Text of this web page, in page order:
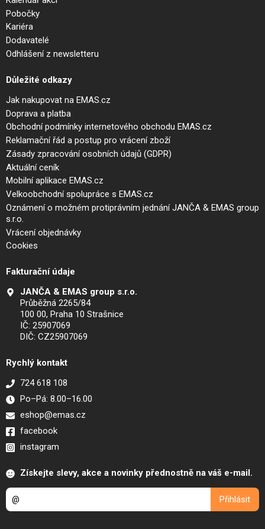
Pobočky
Kariéra
Dodavatelé
Odhlášení z newsletteru
Důležité odkazy
Jak nakupovat na EMAS.cz
Doprava a platba
Obchodní podmínky internetového obchodu EMAS.cz
Reklamační řád a postup pro vrácení zboží
Zásady zpracování osobních údajů (GDPR)
Aktuální ceník
Mobilní aplikace EMAS.cz
Velkoobchodní spolupráce s EMAS.cz
Oznámení o možném protiprávním jednání JANČA & EMAS group
s.r.o.
Vrácení objednávky
Cookies
Fakturační údaje
JANČA & EMAS group s.r.o.
Průběžná 2265/84
100 00, Praha 10 Strašnice
IČ: 25907069
DIČ: CZ25907069
Rychlý kontakt
724 618 108
Po–Pá: 8.00–16.00
eshop@emas.cz
facebook
instagram
Získejte slevy, akce a novinky přednostně na váš e-mail.